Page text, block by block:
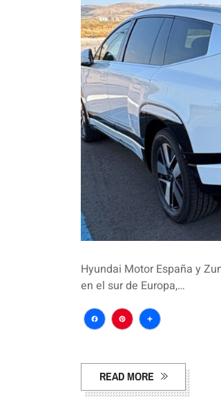
Hyundai Motor España y
en el sur de Europa,…
Facebook
Pinterest
Compartir
READ MORE